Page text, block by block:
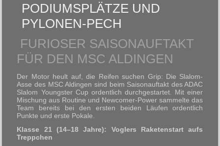
PODIUMSPLÄTZE UND
PYLONEN-PECH
FURIOSER SAISONAUFTAKT
FÜR DEN MSC ALDINGEN
Der Motor heult auf, die Reifen suchen Grip: Die Slalom-
Asse des MSC Aldingen sind beim Saisonauftakt des ADAC
Slalom Youngster Cup ordentlich durchgestartet. Mit einer
Mischung aus Routine und Newcomer-Power sammelte das
Team bereits bei den ersten beiden Läufen ordentlich
Punkte und erste Pokale.
Klasse 21 (14–18 Jahre): Voglers Raketenstart aufs
Treppchen